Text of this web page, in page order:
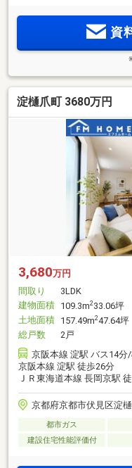
資
淀樋爪町 3680万円
3,680万円
間取り
3LDK
建物面積 109.3m233.06坪
土地面積 157.49m247.64坪
総戸数
2戸
京阪本線 淀駅 バス14分
京阪本線 淀駅 徒歩26分
ＪＲ東海道本線 長岡京駅
京都府京都市伏見区淀
都市ガス
建設住宅性能評価付